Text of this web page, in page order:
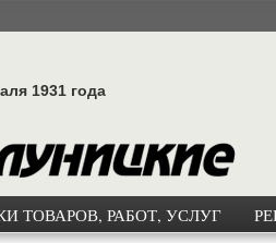
1931 года
ТОВАРОВ, РАБОТ, УСЛУГ